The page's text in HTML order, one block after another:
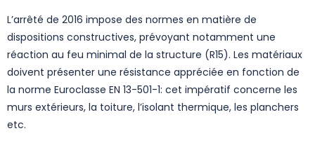
L’arrêté de 2016 impose des normes en matière de
dispositions constructives, prévoyant notamment une
réaction au feu minimal de la structure (R15). Les matériaux
doivent présenter une résistance appréciée en fonction de
la norme Euroclasse EN 13-501-1: cet impératif concerne les
murs extérieurs, la toiture, l’isolant thermique, les planchers
etc.